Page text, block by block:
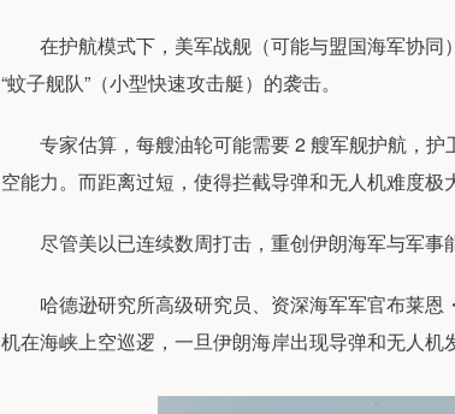
在护航模式下，美军战舰（可能与盟国海军协同
“蚊子舰队”（小型快速攻击艇）的袭击。
专家估算，每艘油轮可能需要 2 艘军舰护航，护
空能力。而距离过短，使得拦截导弹和无人机难度极
尽管美以已连续数周打击，重创伊朗海军与军事
哈德逊研究所高级研究员、资深海军军官布莱恩
机在海峡上空巡逻，一旦伊朗海岸出现导弹和无人机